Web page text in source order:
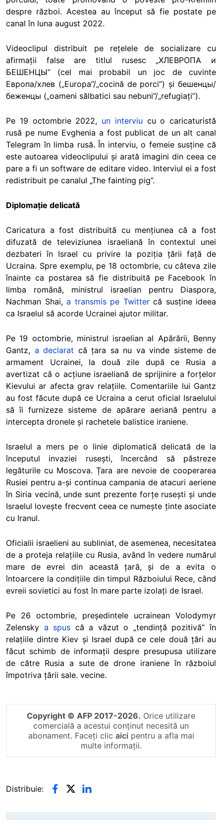
despre război. Acestea au început să fie postate pe
canal în luna august 2022.
Videoclipul distribuit pe rețelele de socializare cu
afirmații false are titlul rusesc „ХЛЕВРОПА и
БЕШЕНЦЫ” (cel mai probabil un joc de cuvinte
Европа/хлев („Europa”/„cocină de porci”) și бешенцы/
беженцы („oameni sălbatici sau nebuni”/„refugiați”).
Pe 19 octombrie 2022, un interviu cu o caricaturistă
rusă pe nume Evghenia a fost publicat de un alt canal
Telegram în limba rusă. În interviu, o femeie susține că
este autoarea videoclipului și arată imagini din ceea ce
pare a fi un software de editare video. Interviul ei a fost
redistribuit pe canalul „The fainting pig”.
Diplomație delicată
Caricatura a fost distribuită cu mențiunea că a fost
difuzată de televiziunea israeliană în contextul unei
dezbateri în Israel cu privire la poziția țării față de
Ucraina. Spre exemplu, pe 18 octombrie, cu câteva zile
înainte ca postarea să fie distribuită pe Facebook în
limba română, ministrul israelian pentru Diaspora,
Nachman Shai, a transmis pe Twittercă susține ideea
ca Israelul să acorde Ucrainei ajutor militar.
Pe 19 octombrie, ministrul israelian al Apărării, Benny
Gantz, a declarat că țara sa nu va vinde sisteme de
armament Ucrainei, la două zile după ce Rusia a
avertizat că o acțiune israeliană de sprijinire a forțelor
Kievului ar afecta grav relațiile. Comentariile lui Gantz
au fost făcute după ce Ucraina a cerut oficial Israelului
să îi furnizeze sisteme de apărare aeriană pentru a
intercepta dronele și rachetele balistice iraniene.
Israelul a mers pe o linie diplomatică delicată de la
începutul invaziei rusești, încercând să păstreze
legăturile cu Moscova. Țara are nevoie de cooperarea
Rusiei pentru a-și continua campania de atacuri aeriene
în Siria vecină, unde sunt prezente forțe rusești și unde
Israelul lovește frecvent ceea ce numește ținte asociate
cu Iranul.
Oficialii israelieni au subliniat, de asemenea, necesitatea
de a proteja relațiile cu Rusia, având în vedere numărul
mare de evrei din această țară, și de a evita o
întoarcere la condițiile din timpul Războiului Rece, când
evreii sovietici au fost în mare parte izolați de Israel.
Pe 26 octombrie, președintele ucrainean Volodymyr
Zelensky a spus că a văzut o „tendință pozitivă” în
relațiile dintre Kiev și Israel după ce cele două țări au
făcut schimb de informații despre presupusa utilizare
de către Rusia a sute de drone iraniene în războiul
împotriva țării sale. vecine.
Copyright © AFP 2017-2026. Orice utilizare
comercială a acestui conținut necesită un
abonament. Faceți clic aici pentru a afla mai
multe informații.
Distribuie: